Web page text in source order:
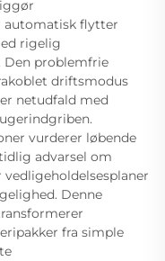
automatisk flytter
rigelig
problemfrie
driftsmodus
netudfald med
vurderer løbende
advarsel om
Denne
fra simple